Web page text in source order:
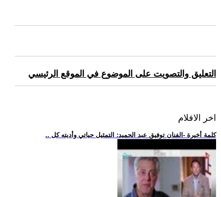
التعليق والتصويت على الموضوع في الموقع الرئيسي
اخر الافلام
.. كلمة أخيرة -الفنان توفيق عبد الحميد: التمثيل حياتي وأديته كل